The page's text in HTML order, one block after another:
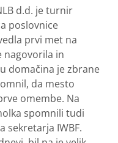
d.d. je turnir
poslovnice
prvi met na
nagovorila in
domačina je zbrane
da mesto
omembe. Na
spomnili tudi
sekretarja IWBF.